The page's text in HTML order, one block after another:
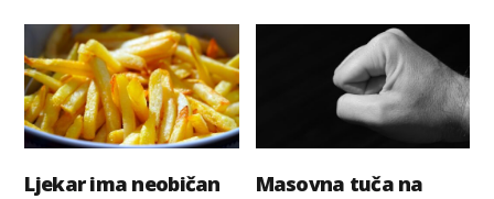
Ljekar ima neobičan
Masovna tuča na